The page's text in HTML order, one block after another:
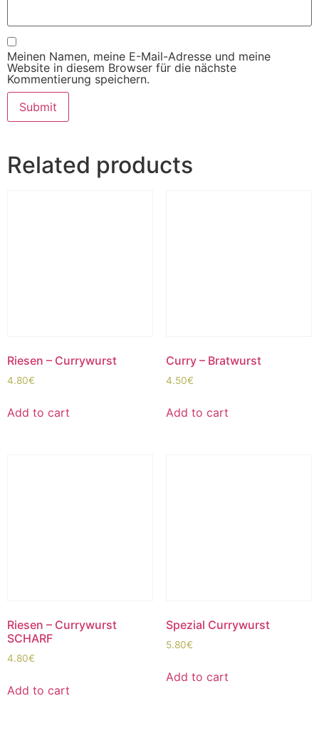
Meinen Namen, meine E-Mail-Adresse und meine
Website in diesem Browser für die nächste
Kommentierung speichern.
Related products
Riesen – Currywurst
4.80€
Add to cart
Curry – Bratwurst
4.50€
Add to cart
Riesen – Currywurst
SCHARF
4.80€
Add to cart
Spezial Currywurst
5.80€
Add to cart